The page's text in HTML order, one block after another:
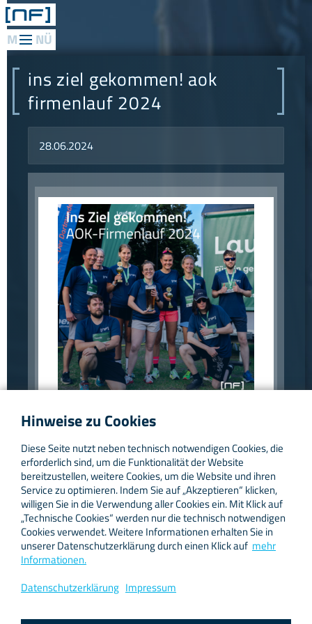
web
applications
mediadesign
network
consulting
philosophie
ins ziel gekommen! aok
firmenlauf 2024
28.06.2024
Agentur haben wir den AOK-Firmenlauf 2024 nicht
nur gesponsert, sondern auch technisch in Szene
gesetzt. Unser Team sorgte für spektakuläre
Perspektiven mit einem Multicam-Livestream und
Drohnenaufnahmen aus der Vogelperspektive. Dazu
haben wir das Event fotografisch festgehalten - von
der Startlinie bis ins Ziel. Ein rundum gelungener Tag
voller Action, Teamgeist und digitaler Innovation!
Aber das ist noch nicht alles: Wir sind auch selbst an
den Start gegangen und haben abgeräumt! Unser
Hinweise zu Cookies
Diese Seite nutzt neben technisch notwendigen Cookies, die
erforderlich sind, um die Funktionalität der Website
bereitzustellen, weitere Cookies, um die Website und ihren
Service zu optimieren. Indem Sie auf „Akzeptieren“ klicken,
willigen Sie in die Verwendung aller Cookies ein. Mit Klick auf
„Technische Cookies“ werden nur die technisch notwendigen
Cookies verwendet. Weitere Informationen erhalten Sie in
unserer Datenschutzerklärung durch einen Klick auf mehr
Informationen.
Datenschutzerklärung Impressum